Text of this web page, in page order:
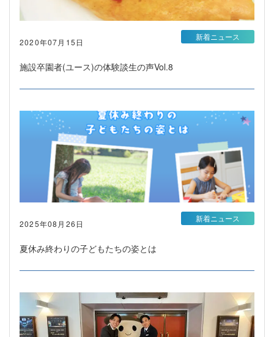
2020年07月15日
施設卒園者(ユース)の体験談生の声Vol.8
新着ニュース
2025年08月26日
夏休み終わりの子どもたちの姿とは
新着ニュース